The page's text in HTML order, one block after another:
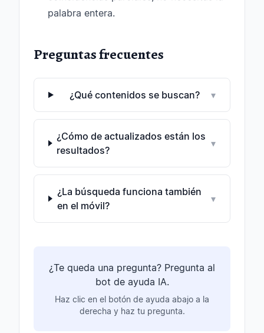
palabra entera.
Preguntas frecuentes
¿Qué contenidos se buscan? ▾
¿Cómo de actualizados están los
resultados?
▾
¿La búsqueda funciona también
en el móvil?
▾
¿Te queda una pregunta? Pregunta al
bot de ayuda IA.
Haz clic en el botón de ayuda abajo a la
derecha y haz tu pregunta.